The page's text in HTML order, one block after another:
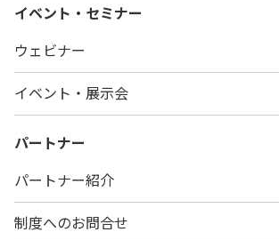
イベント・セミナー
ウェビナー
イベント・展示会
パートナー
パートナー紹介
制度へのお問合せ